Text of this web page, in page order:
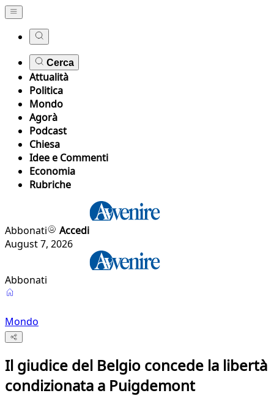
Cerca
Attualità
Politica
Mondo
Agorà
Podcast
Chiesa
Idee e Commenti
Economia
Rubriche
Abbonati
Accedi
August 7, 2026
Abbonati
Mondo
Il giudice del Belgio concede la libertà
condizionata a Puigdemont